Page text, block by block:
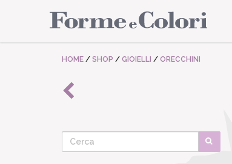
HOME / SHOP / GIOIELLI / ORECCHINI